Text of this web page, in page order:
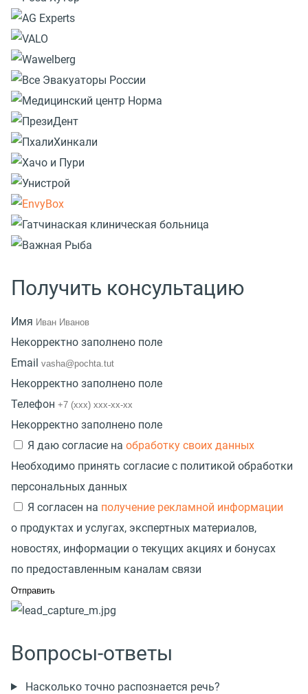
Получить консультацию
Имя
Некорректно заполнено поле
Email
Некорректно заполнено поле
Телефон
Некорректно заполнено поле
Я даю согласие на обработку своих данных
Необходимо принять согласие с политикой обработки
персональных данных
Я согласен на получение рекламной информации
о продуктах и услугах, экспертных материалов,
новостях, информации о текущих акциях и бонусах
по предоставленным каналам связи
Вопросы-ответы
Насколько точно распознается речь?